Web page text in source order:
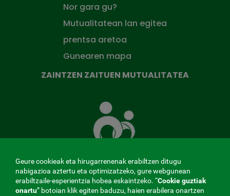
Nor gara gu?
Mutualitatean lan egitea
prentsa aretoa
Gunearen mapa
ZAINTZEN ZAITUEN MUTUALITATEA
zaituen
Mutua
Geure cookieak eta hirugarrenenak erabiltzen ditugu
nabigazioa aztertu eta optimizatzeko, gure webgunean
erabiltzaile-esperientzia hobea eskaintzeko. “Cookie guztiak
onartu” botoian klik egiten baduzu, haien erabilera onartzen